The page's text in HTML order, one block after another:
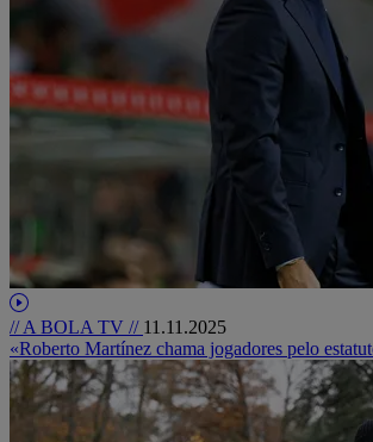
// A BOLA TV // 11.11.2025
«Roberto Martínez chama jogadores pelo